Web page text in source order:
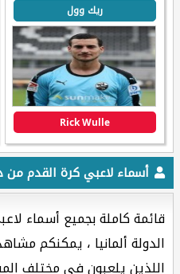
ريك وول
Rick Wulle
أسماء لاعبي كرة القدم من
قائمة كاملة بجميع أسماء
الدولة ألمانيا ، يمكنكم
اللذين يلعبون في مختلف